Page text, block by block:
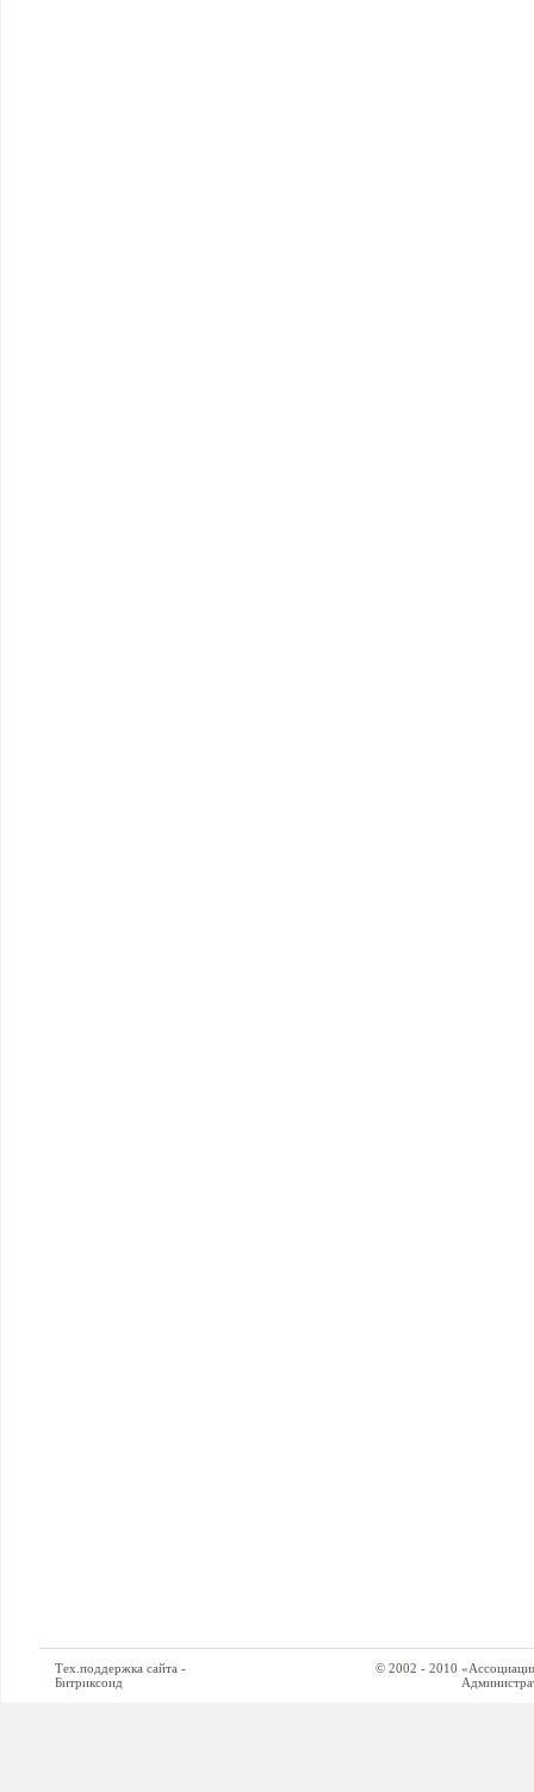
Тех.поддержка сайта -
Битриксоид
© 2002 - 2010 «Ассоциация